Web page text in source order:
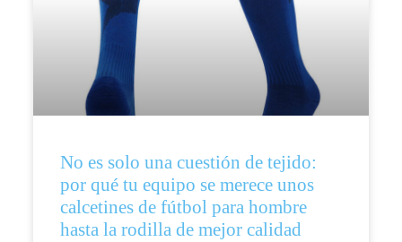
No es solo una cuestión de tejido:
por qué tu equipo se merece unos
calcetines de fútbol para hombre
hasta la rodilla de mejor calidad